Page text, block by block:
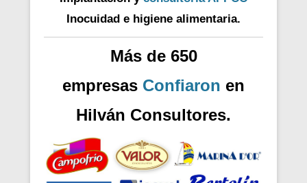
Inocuidad e higiene alimentaria.
Más de 650
empresas Confiaron en
Hilván Consultores.